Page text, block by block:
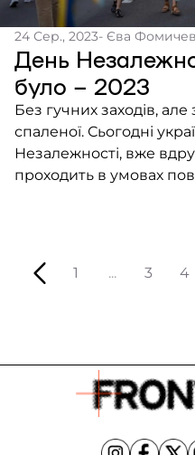
24 Сер., 2023- Єва
День
було – 2023
Без гучних заходів, але
спаленої. Сьогодні
Незалежності, вже
проходить в умовах
які потом і кровʼю
незалежність.
1 ... 3 4